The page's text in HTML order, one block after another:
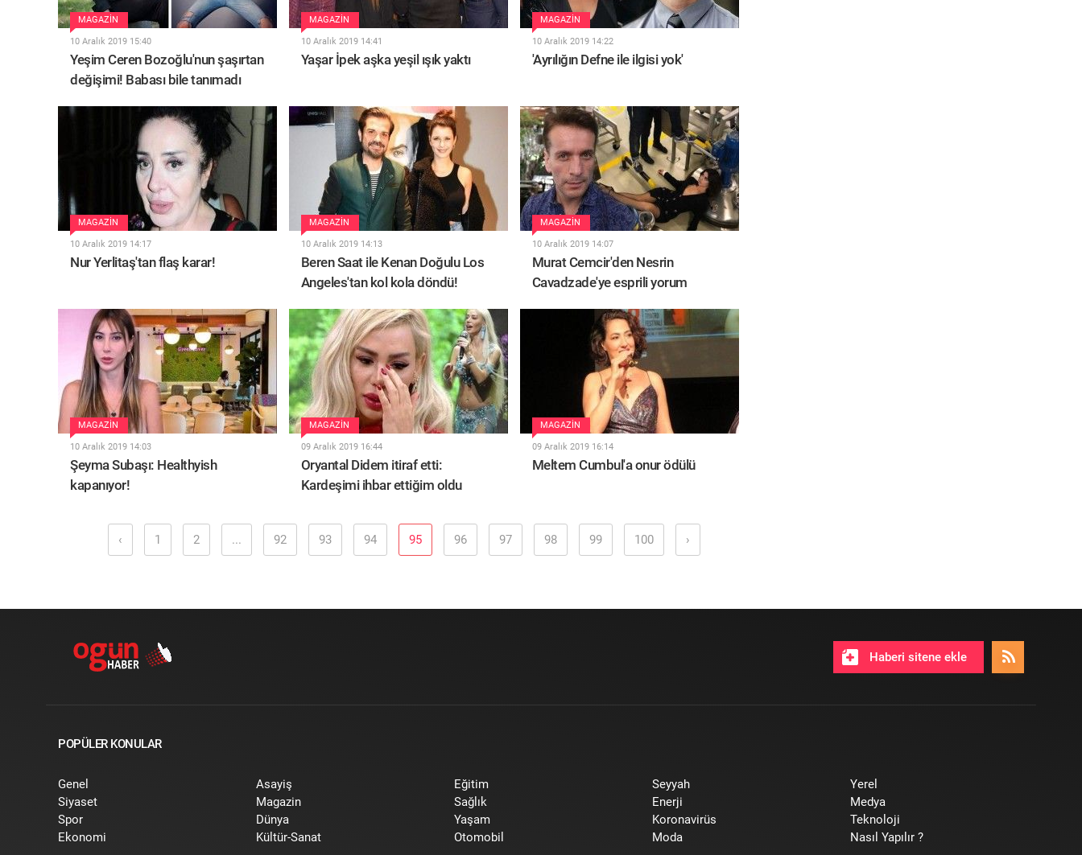
MAGAZIN
10 Aralık 2019 15:40
Yeşim Ceren Bozoğlu'nun şaşırtan
değişimi! Babası bile tanımadı
MAGAZIN
10 Aralık 2019 14:41
Yaşar İpek aşka yeşil ışık yaktı
MAGAZIN
10 Aralık 2019 14:22
'Ayrılığın Defne ile ilgisi yok'
MAGAZIN
10 Aralık 2019 14:17
Nur Yerlitaş'tan flaş karar!
MAGAZIN
10 Aralık 2019 14:13
Beren Saat ile Kenan Doğulu Los
Angeles'tan kol kola döndü!
MAGAZIN
10 Aralık 2019 14:07
Murat Cemcir'den Nesrin
Cavadzade'ye esprili yorum
MAGAZIN
10 Aralık 2019 14:03
Şeyma Subaşı: Healthyish
kapanıyor!
MAGAZIN
09 Aralık 2019 16:44
Oryantal Didem itiraf etti:
Kardeşimi ihbar ettiğim oldu
MAGAZIN
09 Aralık 2019 16:14
Meltem Cumbul'a onur ödülü
‹ 1 2 ... 92 93 94 95 96 97 98 99 100 ›
Haberi sitene ekle
POPÜLER KONULAR
Genel
Siyaset
Spor
Ekonomi
Asayiş
Magazin
Dünya
Kültür-Sanat
Eğitim
Sağlık
Yaşam
Otomobil
Seyyah
Enerji
Koronavirüs
Moda
Yerel
Medya
Teknoloji
Nasıl Yapılır ?